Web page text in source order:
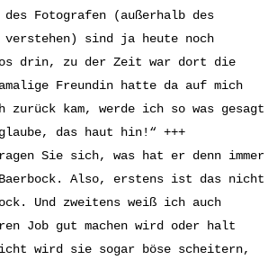
des Fotografen (außerhalb des
verstehen) sind ja heute noch
drin, zu der Zeit war dort die
Freundin hatte da auf mich
kam, werde ich so was gesagt
das haut hin!“ +++
Sie sich, was hat er denn immer
Also, erstens ist das nicht
Und zweitens weiß ich auch
Job gut machen wird oder halt
wird sie sogar böse scheitern,